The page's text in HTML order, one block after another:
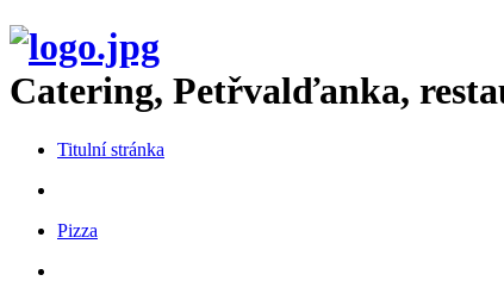
Catering, Petřvalďanka,
Titulní stránka
Pizza